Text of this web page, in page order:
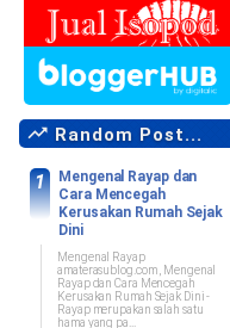
Random Post...
Mengenal Rayap dan
Cara Mencegah
Kerusakan Rumah Sejak
Dini
Mengenal Rayap
amaterasublog.com , Mengenal
Rayap dan Cara Mencegah
Kerusakan Rumah Sejak Dini -
Rayap merupakan salah satu
hama yang pa...